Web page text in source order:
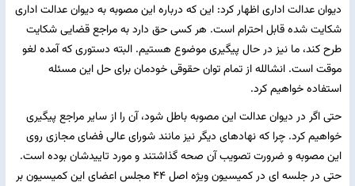
دیوان عدالت اداری اظهار کرد: این که درباره این مصوبه به دیوان عدالت اداری
شکایت شده قابل احترام است. هر کسی حق دارد به مراجع قضایی شکایت
طرح کند، ما نیز در حال پیگیری موضوع هستیم. البته دستوری که آمده لغو
موقت است. انشالله از تمام توان حقوقی خودمان برای حل این مسئله
استفاده خواهیم کرد.
حتی اگر در دیوان عدالت این مصوبه باطل شود، آن را از سایر مراجع پیگیری
خواهیم کرد. چرا که نهادهای دیگر نیز مانند شورای عالی فضای مجازی روی
این مصوبه و ضرورت تصویب آن صحه گذاشتند و مورد تاییدشان بوده است.
حتی در جلسه ای در کمیسیون ویژه اصل ۴۴ مجلس اعضای این کمیسیون بر